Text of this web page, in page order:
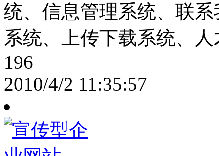
统、信息管理系统、联
系统、上传下载系统、
196
2010/4/2 11:35:57